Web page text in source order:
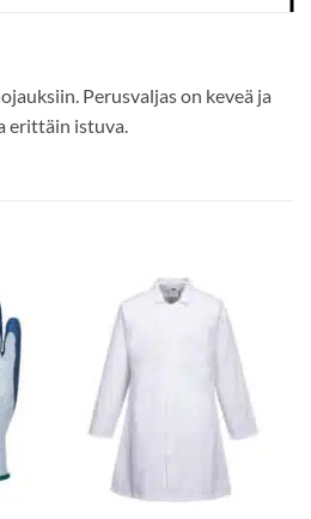
Perusvaljas on keveä ja
erittäin istuva.